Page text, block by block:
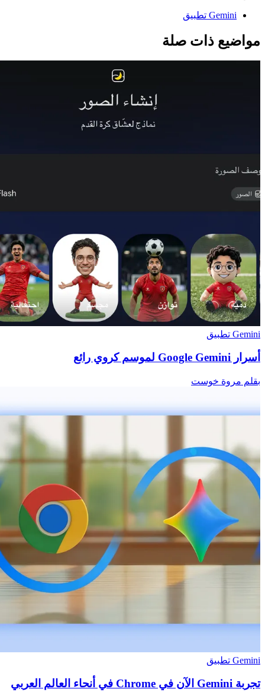
Gemini تطبيق
مواضيع ذات صلة
Gemini تطبيق
أسرار Google Gemini لموسم كروي رائع
بقلم مروة خوست
Gemini تطبيق
تجربة Gemini الآن في Chrome في أنحاء العالم العربي